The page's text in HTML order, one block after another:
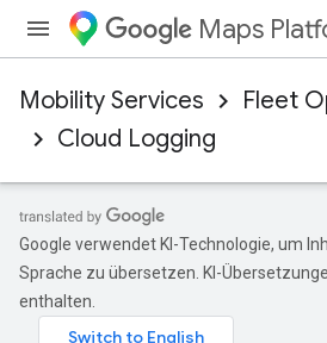
Maps
Mobility Services
Fleet
Cloud Logging
Google verwendet KI-Technologie, um
Sprache zu übersetzen. KI-
enthalten.